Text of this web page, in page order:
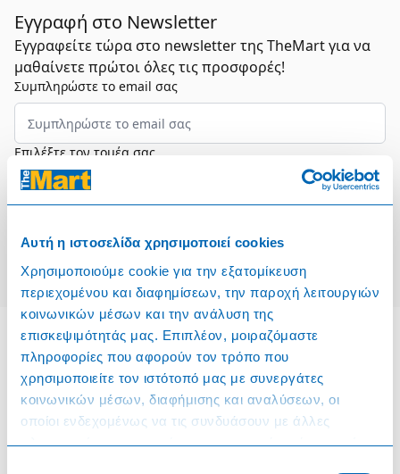
Αυτή η ιστοσελίδα χρησιμοποιεί cookies
Χρησιμοποιούμε cookie για την εξατομίκευση
περιεχομένου και διαφημίσεων, την παροχή λειτουργιών
κοινωνικών μέσων και την ανάλυση της
επισκεψιμότητάς μας. Επιπλέον, μοιραζόμαστε
πληροφορίες που αφορούν τον τρόπο που
χρησιμοποιείτε τον ιστότοπό μας με συνεργάτες
κοινωνικών μέσων, διαφήμισης και αναλύσεων, οι
οποίοι ενδεχομένως να τις συνδυάσουν με άλλες
πληροφορίες που τους έχετε παραχωρήσει ή τις οποίες
Εγγραφή στο Newsletter
Εγγραφείτε τώρα στο newsletter της TheMart για να
μαθαίνετε πρώτοι όλες τις προσφορές!
Συμπληρώστε το email σας
Επιλέξτε τον τομέα σας
Εγγραφή
Πληροφορίες
Όροι & Προϋποθέσεις
Πολιτική Cookies